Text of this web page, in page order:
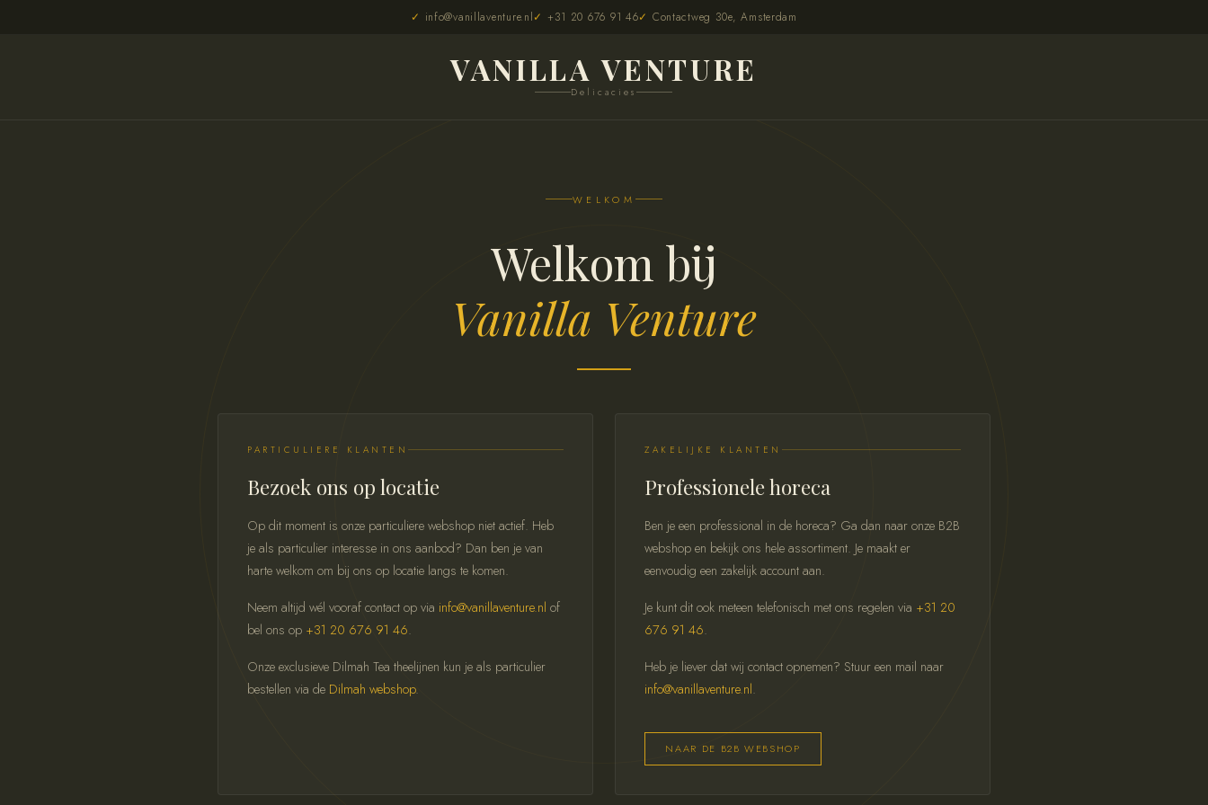
info@vanillaventure.nl +31 20 676 91 46 Contactweg 30e, Amsterdam
VANILLA VENTURE
Delicacies
WELKOM
Welkom bij
Vanilla Venture
PARTICULIERE KLANTEN
Bezoek ons op locatie
Op dit moment is onze particuliere webshop niet actief. Heb
je als particulier interesse in ons aanbod? Dan ben je van
harte welkom om bij ons op locatie langs te komen.
Neem altijd wél vooraf contact op via info@vanillaventure.nl of
bel ons op +31 20 676 91 46.
Onze exclusieve Dilmah Tea theelijnen kun je als particulier
bestellen via de Dilmah webshop.
ZAKELIJKE KLANTEN
Professionele horeca
Ben je een professional in de horeca? Ga dan naar onze B2B
webshop en bekijk ons hele assortiment. Je maakt er
eenvoudig een zakelijk account aan.
Je kunt dit ook meteen telefonisch met ons regelen via +31 20
676 91 46.
Heb je liever dat wij contact opnemen? Stuur een mail naar
info@vanillaventure.nl.
NAAR DE B2B WEBSHOP